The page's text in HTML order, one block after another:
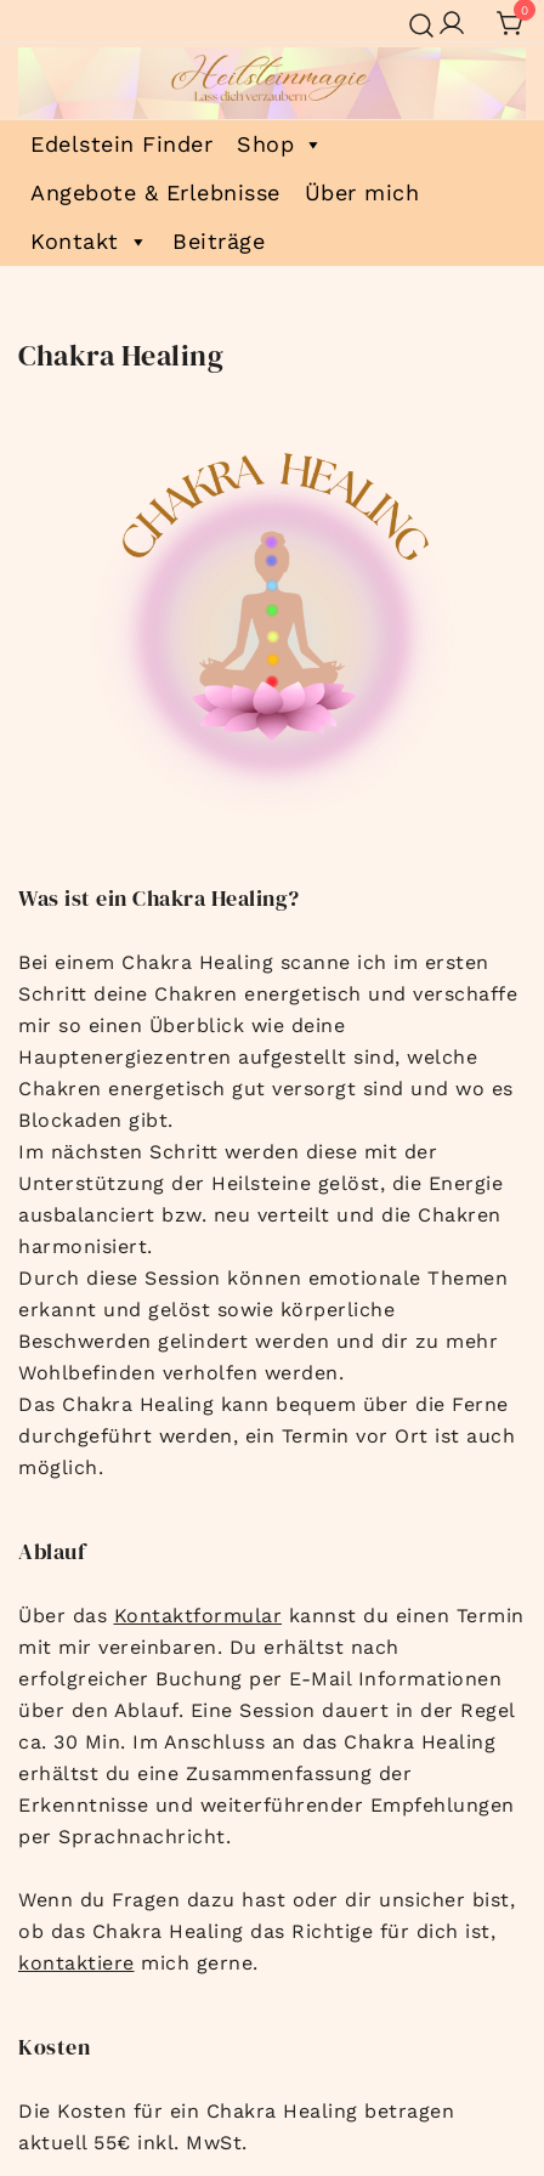
Inhalt
0
Heilsteinmagie
Lass dich verzaubern
Edelstein Finder
Shop
Angebote & Erlebnisse
Über mich
Kontakt
Beiträge
Chakra Healing
Was ist ein Chakra Healing?
Bei einem Chakra Healing scanne ich im ersten
Schritt deine Chakren energetisch und verschaffe
mir so einen Überblick wie deine
Hauptenergiezentren aufgestellt sind, welche
Chakren energetisch gut versorgt sind und wo es
Blockaden gibt.
Im nächsten Schritt werden diese mit der
Unterstützung der Heilsteine gelöst, die Energie
ausbalanciert bzw. neu verteilt und die Chakren
harmonisiert.
Durch diese Session können emotionale Themen
erkannt und gelöst sowie körperliche
Beschwerden gelindert werden und dir zu mehr
Wohlbefinden verholfen werden.
Das Chakra Healing kann bequem über die Ferne
durchgeführt werden, ein Termin vor Ort ist auch
möglich.
Ablauf
Über das Kontaktformular kannst du einen Termin
mit mir vereinbaren. Du erhältst nach
erfolgreicher Buchung per E-Mail Informationen
über den Ablauf. Eine Session dauert in der Regel
ca. 30 Min. Im Anschluss an das Chakra Healing
erhältst du eine Zusammenfassung der
Erkenntnisse und weiterführender Empfehlungen
per Sprachnachricht.
Wenn du Fragen dazu hast oder dir unsicher bist,
ob das Chakra Healing das Richtige für dich ist,
kontaktiere mich gerne.
Kosten
Die Kosten für ein Chakra Healing betragen
aktuell 55€ inkl. MwSt.